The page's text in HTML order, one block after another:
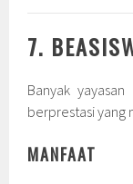
7.
Banyak
berprestasi yang
MANFAAT